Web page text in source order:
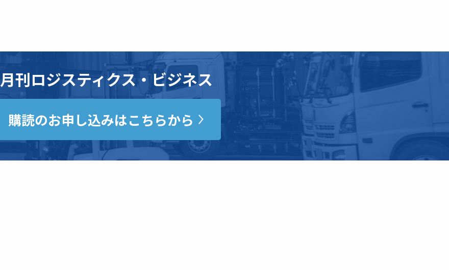
月刊ロジスティクス・ビジネス
購読のお申し込みはこちらから